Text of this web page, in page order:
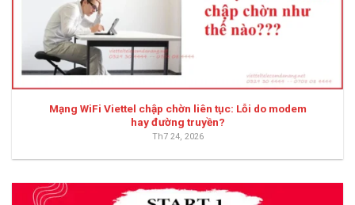
Mạng WiFi Viettel chập chờn liên tục: Lỗi do modem
hay đường truyền?
Th7 24, 2026